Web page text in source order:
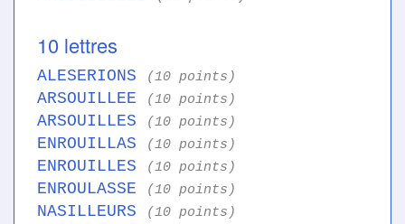
10 lettres
ALESERIONS (10 points)
ARSOUILLEE (10 points)
ARSOUILLES (10 points)
ENROUILLAS (10 points)
ENROUILLES (10 points)
ENROULASSE (10 points)
NASILLEURS (10 points)